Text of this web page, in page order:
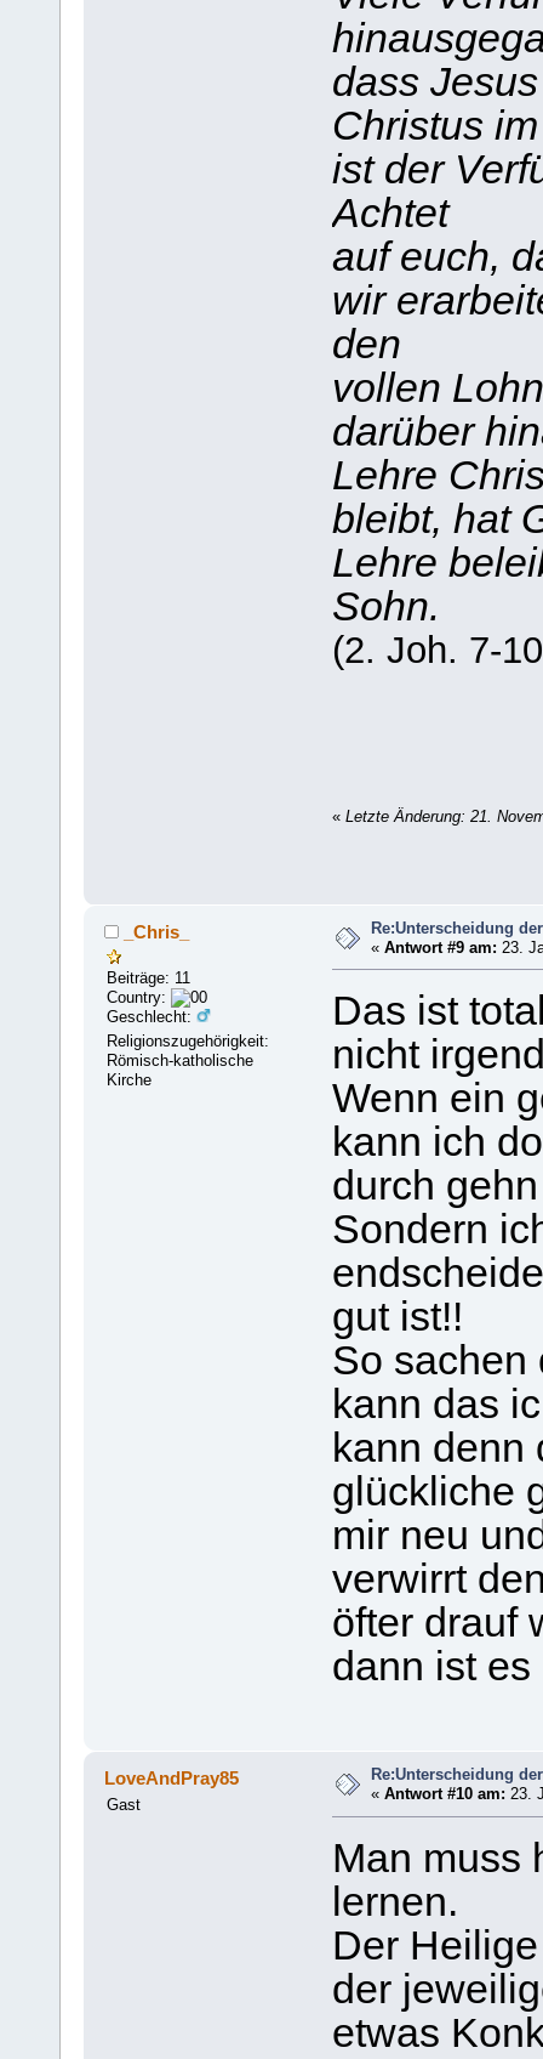
dass Jesus
Christus
ist der
Achtet
auf euch,
wir
den
vollen
darüber
Lehre
bleibt, hat
Lehre
Sohn.
(2. Joh. 7-
« Letzte Änderung: 21.
_Chris_
Beiträge: 11
Country:
Geschlecht:
Religionszugehörigkeit:
Römisch-katholische
Kirche
Re:Unterscheidung
«Antwort #9 am: 23.
Das ist
nicht
Wenn ein
kann ich
durch gehn
Sondern
gut ist!!
So sachen
kann das
kann denn
glückliche
mir neu
verwirrt
öfter drauf
dann ist
LoveAndPray85
Gast
Re:Unterscheidung
«Antwort #10 am: 23.
Man muss
lernen.
Der
der
etwas